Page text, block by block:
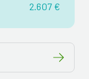
2.607 €